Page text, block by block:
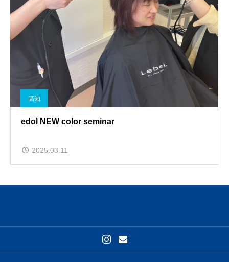
高知
edol NEW color seminar
2025.03.11